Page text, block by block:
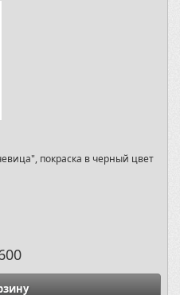
покраска в черный цвет